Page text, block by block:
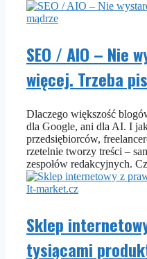
SEO / AIO – Nie
więcej. Trzeba
Dlaczego większość
dla Google, ani dla AI. I
przedsiębiorców,
rzetelnie tworzy treści –
zespołów redakcyjnych.
Sklep
tysiącami